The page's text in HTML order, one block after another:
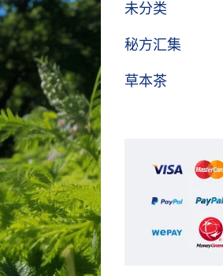
未分类
秘方汇集
草本茶